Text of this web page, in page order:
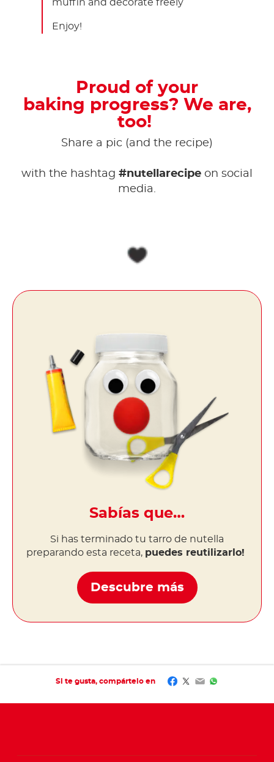
muffin and decorate freely
Enjoy!
Proud of your
baking progress? We are,
too!
Share a pic (and the recipe)
with the hashtag #nutellarecipe on social
media.
Sabías que…
Si has terminado tu tarro de nutella
preparando esta receta, puedes reutilizarlo!
Descubre más
Si te gusta, compártelo en Facebook
Twitter
EmailWhatsApp